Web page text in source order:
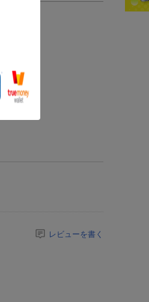
レビューを書く